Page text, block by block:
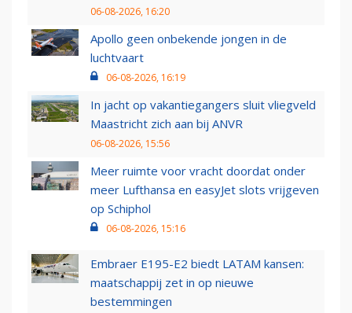
06-08-2026, 16:20
Apollo geen onbekende jongen in de
luchtvaart
06-08-2026, 16:19
In jacht op vakantiegangers sluit vliegveld
Maastricht zich aan bij ANVR
06-08-2026, 15:56
Meer ruimte voor vracht doordat onder
meer Lufthansa en easyJet slots vrijgeven
op Schiphol
06-08-2026, 15:16
Embraer E195-E2 biedt LATAM kansen:
maatschappij zet in op nieuwe
bestemmingen